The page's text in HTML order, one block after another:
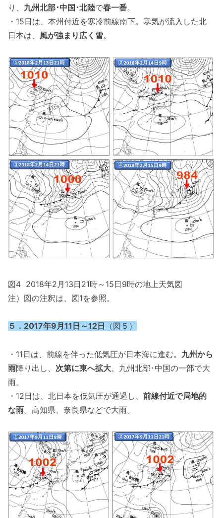
り、 九州北部･中国･北陸で春一番。
・15日は、本州付近を寒冷前線南下。寒気が流入した北
日本は、 風が強まり広く雪。
図4 2018年2月13日21時～15日9時の地上天気図
注）図の注釈は、図1を参照。
５．2017年9月11日～12日 （図５）
・11日は、前線を伴った低気圧が日本海に進む。 九州から
雨降り出し、 次第に東へ拡大。九州北部･中国の一部で大
雨。
・12日は、北日本を低気圧が通過し、 前線付近で局地的
な雨。高知県、奈良県などで大雨。